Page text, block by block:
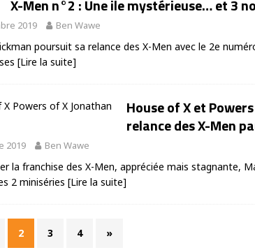
X-Men n°2 : Une ile mystérieuse… et 3
2019 Ben Wawe
poursuit sa relance des X-Men avec le 2e
[Lire la suite]
House of X et
relance des X-Men
2019 Ben Wawe
la franchise des X-Men, appréciée mais stagnante,
2 miniséries [Lire la suite]
2 3 4 »